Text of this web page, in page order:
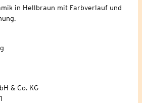
in Hellbraun mit Farbverlauf und
& Co. KG